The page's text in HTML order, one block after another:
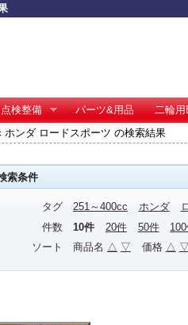
点検整備 パーツ&用品 二輪用
ンダ ロードスポーツ の検索結果
索条件
タグ 251～400cc ホンダ
件数
10件 20件 50件
ソート
商品名 △ ▽ 価格 △ ▽